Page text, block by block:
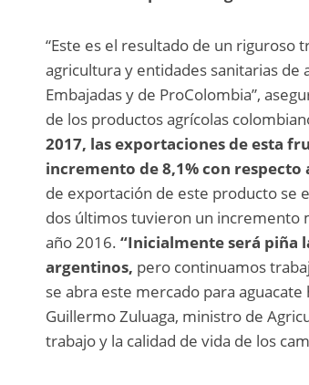
“Este es el resultado de un riguroso
agricultura y entidades sanitarias de
Embajadas y de ProColombia”,
de los productos agrícolas
2017, las exportaciones de esta
incremento de 8,1% con respecto
de exportación de este producto se
dos últimos tuvieron un incremento
año 2016.“Inicialmente será piña
argentinos, pero continuamos
se abra este mercado para
Guillermo Zuluaga, ministro de
trabajo y la calidad de vida de los